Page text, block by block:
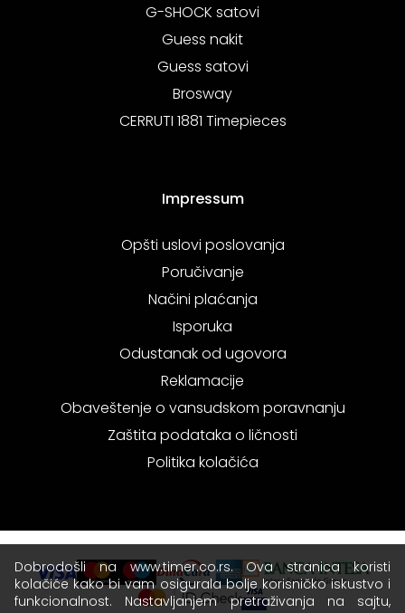
G-SHOCK satovi
Guess nakit
Guess satovi
Brosway
CERRUTI 1881 Timepieces
Impressum
Opšti uslovi poslovanja
Poručivanje
Načini plaćanja
Isporuka
Odustanak od ugovora
Reklamacije
Obaveštenje o vansudskom poravnanju
Zaštita podataka o ličnosti
Politika kolačića
Dobrodošli na www.timer.co.rs. Ova stranica koristi
kolačiće kako bi vam osigurala bolje korisničko iskustvo i
funkcionalnost. Nastavljanjem pretraživanja na sajtu,